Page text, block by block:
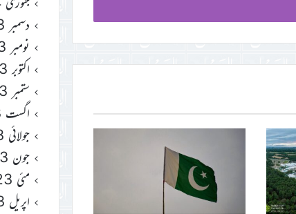
دسمبر 2023
نومبر 2023
اکتوبر 2023
ستمبر 2023
اگست 2023
جولائی 2023
جون 2023
مئی 2023
اپریل 2023